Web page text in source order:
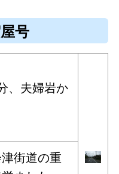
号
、夫婦岩か
街道の重